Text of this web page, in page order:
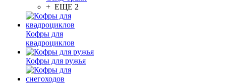
+ ЕЩЕ 2
Кофры для
квадроциклов
Кофры для ружья